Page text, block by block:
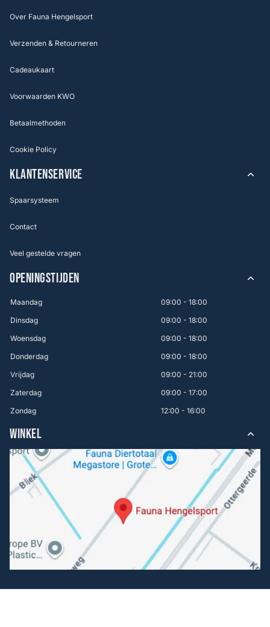
Over Fauna Hengelsport
Verzenden & Retourneren
Cadeaukaart
Voorwaarden KWO
Betaalmethoden
Cookie Policy
KLANTENSERVICE
Spaarsysteem
Contact
Veel gestelde vragen
OPENINGSTIJDEN
Maandag
09:00 - 18:00
Dinsdag
09:00 - 18:00
Woensdag
09:00 - 18:00
Donderdag
09:00 - 18:00
Vrijdag
09:00 - 21:00
Zaterdag
09:00 - 17:00
Zondag
12:00 - 16:00
WINKEL